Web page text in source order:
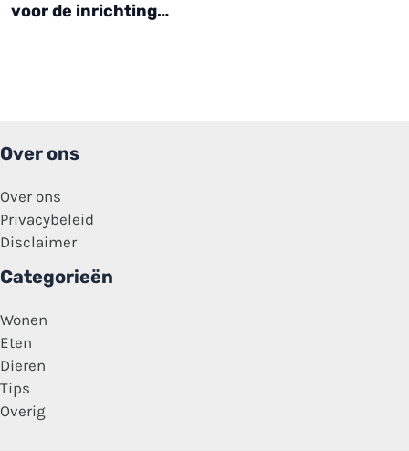
voor de inrichting…
Over ons
Over ons
Privacybeleid
Disclaimer
Categorieën
Wonen
Eten
Dieren
Tips
Overig